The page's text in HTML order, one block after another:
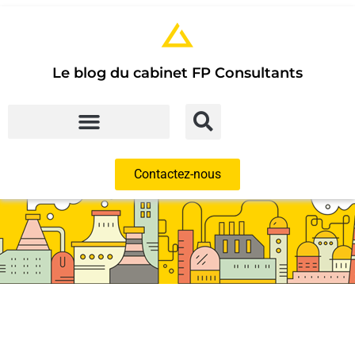
Le blog du cabinet FP Consultants
Contactez-nous